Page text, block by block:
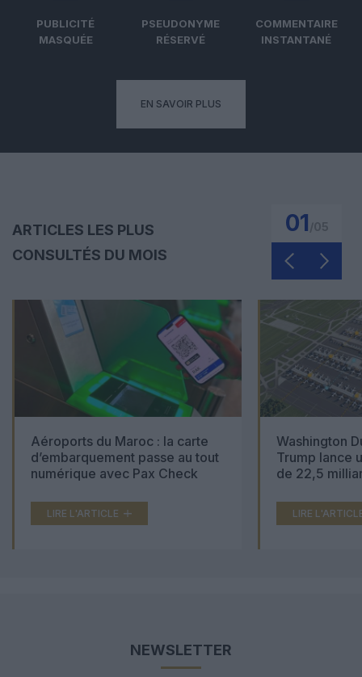
PUBLICITÉ
MASQUÉE
PSEUDONYME
RÉSERVÉ
COMMENTAIRE
INSTANTANÉ
EN SAVOIR PLUS
ARTICLES LES PLUS
CONSULTÉS DU MOIS
01
Aéroports du Maroc : la carte
d’embarquement passe au tout
numérique avec Pax Check
LIRE L'ARTICLE
Washington
Trump lance
de 22,5
LIRE
NEWSLETTER